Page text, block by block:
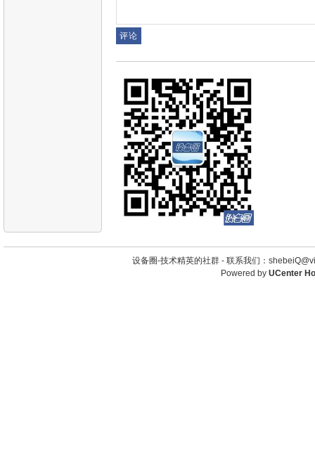
设备圈-技术精英的社群 - 联系我们：
Powered by UCenter